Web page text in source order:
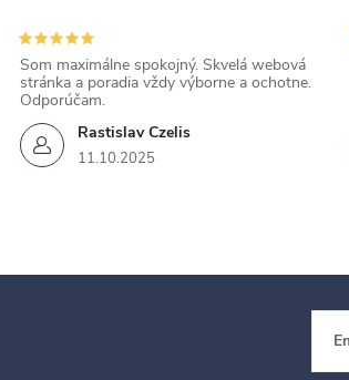
Rastislav Czelis
11.10.2025
Som maximálne spokojný. Skvelá webová
stránka a poradia vždy výborne a ochotne.
Odporúčam.